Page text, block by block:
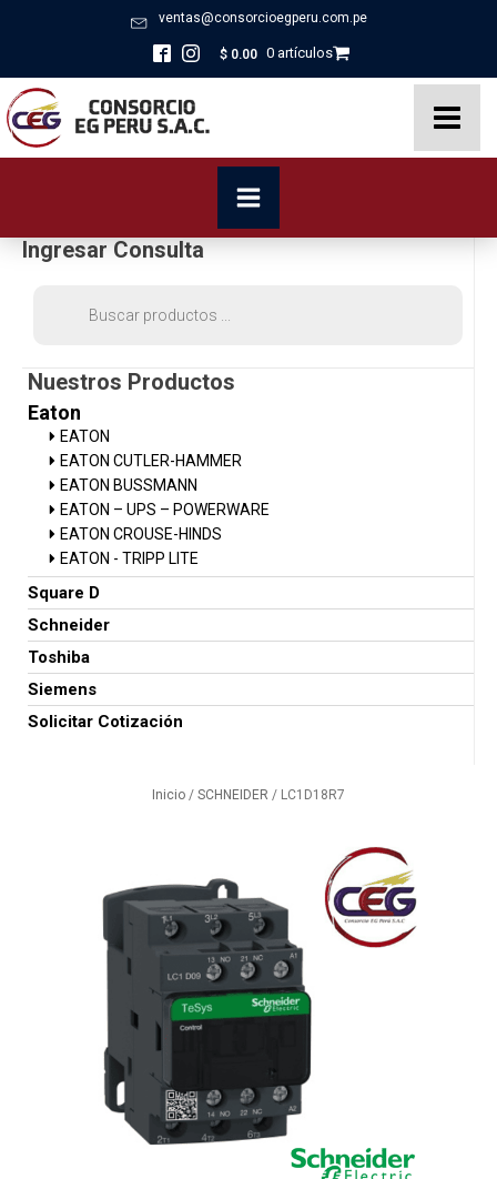
ventas@consorcioegperu.com.pe
$ 0.00 0 artículos
Ingresar Consulta
Nuestros Productos
Eaton
EATON
EATON CUTLER-HAMMER
EATON BUSSMANN
EATON – UPS – POWERWARE
EATON CROUSE-HINDS
EATON - TRIPP LITE
Square D
Schneider
Toshiba
Siemens
Solicitar Cotización
Inicio / SCHNEIDER / LC1D18R7